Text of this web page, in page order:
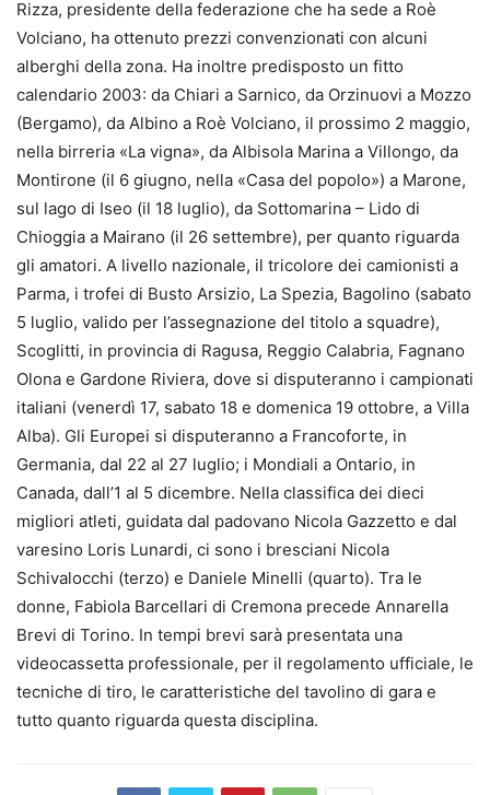
Rizza, presidente della federazione che ha sede a Roè
Volciano, ha ottenuto prezzi convenzionati con alcuni
alberghi della zona. Ha inoltre predisposto un fitto
calendario 2003: da Chiari a Sarnico, da Orzinuovi a Mozzo
(Bergamo), da Albino a Roè Volciano, il prossimo 2 maggio,
nella birreria «La vigna», da Albisola Marina a Villongo, da
Montirone (il 6 giugno, nella «Casa del popolo») a Marone,
sul lago di Iseo (il 18 luglio), da Sottomarina – Lido di
Chioggia a Mairano (il 26 settembre), per quanto riguarda
gli amatori. A livello nazionale, il tricolore dei camionisti a
Parma, i trofei di Busto Arsizio, La Spezia, Bagolino (sabato
5 luglio, valido per l’assegnazione del titolo a squadre),
Scoglitti, in provincia di Ragusa, Reggio Calabria, Fagnano
Olona e Gardone Riviera, dove si disputeranno i campionati
italiani (venerdì 17, sabato 18 e domenica 19 ottobre, a Villa
Alba). Gli Europei si disputeranno a Francoforte, in
Germania, dal 22 al 27 luglio; i Mondiali a Ontario, in
Canada, dall’1 al 5 dicembre. Nella classifica dei dieci
migliori atleti, guidata dal padovano Nicola Gazzetto e dal
varesino Loris Lunardi, ci sono i bresciani Nicola
Schivalocchi (terzo) e Daniele Minelli (quarto). Tra le
donne, Fabiola Barcellari di Cremona precede Annarella
Brevi di Torino. In tempi brevi sarà presentata una
videocassetta professionale, per il regolamento ufficiale, le
tecniche di tiro, le caratteristiche del tavolino di gara e
tutto quanto riguarda questa disciplina.